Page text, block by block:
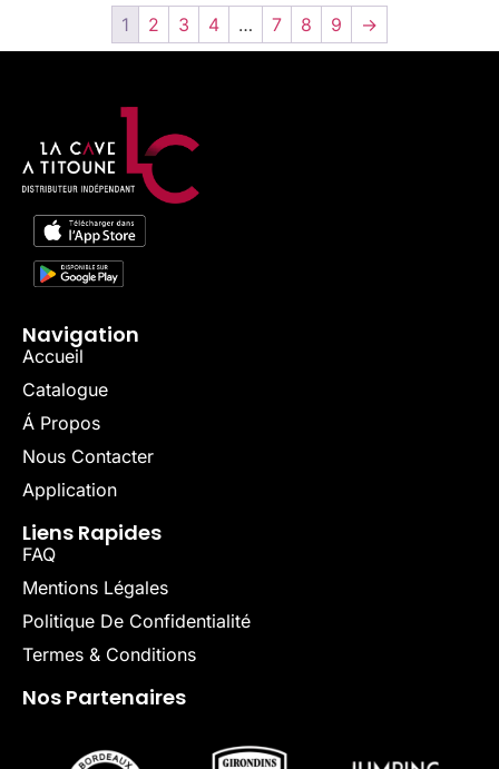
1 2 3 4 … 7 8 9 →
Navigation
Accueil
Catalogue
Á Propos
Nous Contacter
Application
Liens Rapides
FAQ
Mentions Légales
Politique De Confidentialité
Termes & Conditions
Nos Partenaires